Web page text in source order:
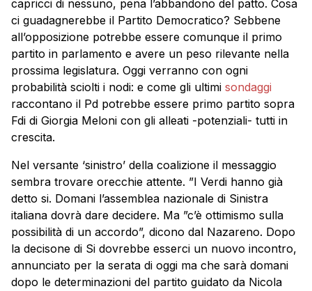
capricci di nessuno, pena l’abbandono del patto. Cosa
ci guadagnerebbe il Partito Democratico? Sebbene
all’opposizione potrebbe essere comunque il primo
partito in parlamento e avere un peso rilevante nella
prossima legislatura. Oggi verranno con ogni
probabilità sciolti i nodi: e come gli ultimi sondaggi
raccontano il Pd potrebbe essere primo partito sopra
Fdi di Giorgia Meloni con gli alleati -potenziali- tutti in
crescita.
Nel versante ‘sinistro’ della coalizione il messaggio
sembra trovare orecchie attente. ”I Verdi hanno già
detto si. Domani l’assemblea nazionale di Sinistra
italiana dovrà dare decidere. Ma ”c’è ottimismo sulla
possibilità di un accordo”, dicono dal Nazareno. Dopo
la decisone di Si dovrebbe esserci un nuovo incontro,
annunciato per la serata di oggi ma che sarà domani
dopo le determinazioni del partito guidato da Nicola